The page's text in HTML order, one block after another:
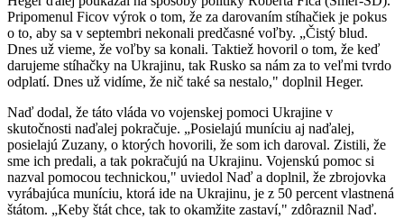
Pripomenul Ficov výrok o tom, že za darovaním stíhačiek je pokus
o to, aby sa v septembri nekonali predčasné voľby. „Čistý blud.
Dnes už vieme, že voľby sa konali. Taktiež hovoril o tom, že keď
darujeme stíhačky na Ukrajinu, tak Rusko sa nám za to veľmi tvrdo
odplatí. Dnes už vidíme, že nič také sa nestalo," doplnil Heger.
Naď dodal, že táto vláda vo vojenskej pomoci Ukrajine v
skutočnosti naďalej pokračuje. „Posielajú muníciu aj naďalej,
posielajú Zuzany, o ktorých hovorili, že som ich daroval. Zistili, že
sme ich predali, a tak pokračujú na Ukrajinu. Vojenskú pomoc si
nazval pomocou technickou," uviedol Naď a doplnil, že zbrojovka
vyrábajúca muníciu, ktorá ide na Ukrajinu, je z 50 percent vlastnená
štátom. „Keby štát chce, tak to okamžite zastaví," zdôraznil Naď.